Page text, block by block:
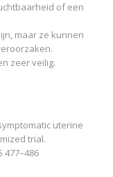
of een
maar ze kunnen
zeer veilig.
uterine
trial.
477–486